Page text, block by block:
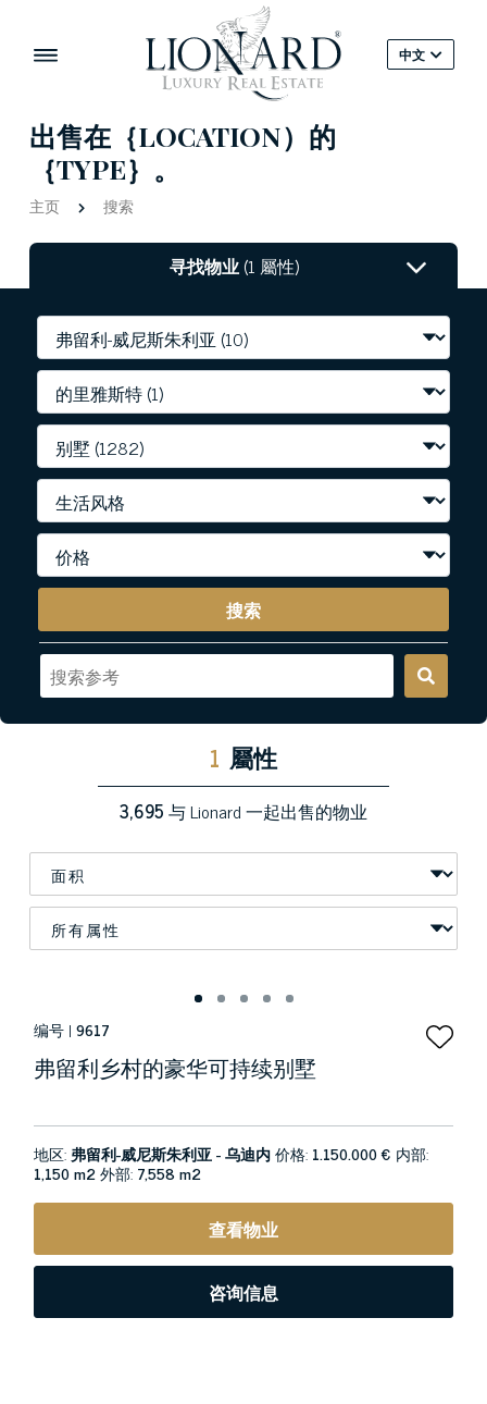
中文
出售在｛LOCATION）的
｛TYPE｝。
主页 搜索
寻找物业(1 屬性)
搜索
1 屬性
3,695与 Lionard 一起出售的物业
编号 | 9617
弗留利乡村的豪华可持续别墅
地区: 弗留利-威尼斯朱利亚 - 乌迪内价格: 1.150.000 € 内部:
1,150 m2外部: 7,558 m2
查看物业
咨询信息